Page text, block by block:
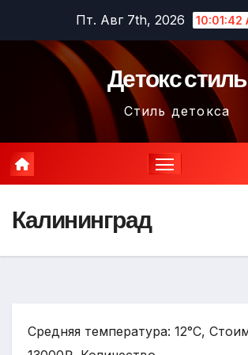
содержимому
Пт. Авг 7th, 2026 10:01:43
Детокс стиль
Стиль детокса
Калининград
Средняя температура: 12°C,